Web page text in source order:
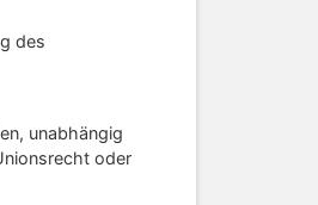
des
unabhängig
oder